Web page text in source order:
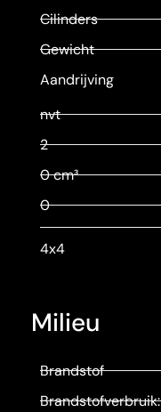
Cilinders
Gewicht
Aandrijving
nvt
2
0 cm³
0
4x4
Milieu
Brandstof
Brandstofverbruik: